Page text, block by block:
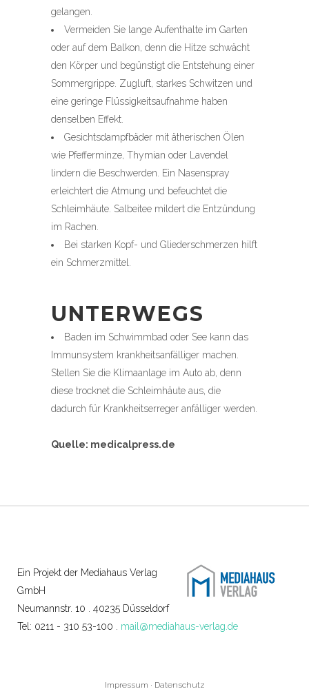
gelangen.
Vermeiden Sie lange Aufenthalte im Garten
oder auf dem Balkon, denn die Hitze schwächt
den Körper und begünstigt die Entstehung einer
Sommergrippe. Zugluft, starkes Schwitzen und
eine geringe Flüssigkeitsaufnahme haben
denselben Effekt.
Gesichtsdampfbäder mit ätherischen Ölen
wie Pfefferminze, Thymian oder Lavendel
lindern die Beschwerden. Ein Nasenspray
erleichtert die Atmung und befeuchtet die
Schleimhäute. Salbeitee mildert die Entzündung
im Rachen.
Bei starken Kopf- und Gliederschmerzen hilft
ein Schmerzmittel.
UNTERWEGS
Baden im Schwimmbad oder See kann das
Immunsystem krankheitsanfälliger machen.
Stellen Sie die Klimaanlage im Auto ab, denn
diese trocknet die Schleimhäute aus, die
dadurch für Krankheitserreger anfälliger werden.
Quelle: medicalpress.de
Ein Projekt der Mediahaus Verlag
GmbH
Neumannstr. 10 . 40235 Düsseldorf
Tel: 0211 - 310 53-100 . mail@mediahaus-verlag.de
Impressum · Datenschutz